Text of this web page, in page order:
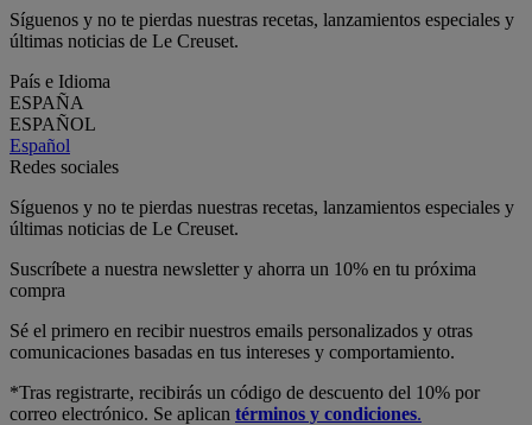
Síguenos y no te pierdas nuestras recetas, lanzamientos especiales y
últimas noticias de Le Creuset.
País e Idioma
ESPAÑA
ESPAÑOL
Español
Redes sociales
Síguenos y no te pierdas nuestras recetas, lanzamientos especiales y
últimas noticias de Le Creuset.
Suscríbete a nuestra newsletter y ahorra un 10% en tu próxima
compra
Sé el primero en recibir nuestros emails personalizados y otras
comunicaciones basadas en tus intereses y comportamiento.
*Tras registrarte, recibirás un código de descuento del 10% por
correo electrónico. Se aplican términos y condiciones.